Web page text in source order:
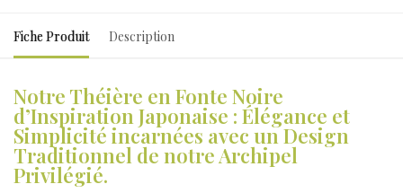
Fiche Produit Description
Notre Théière en Fonte Noire
d’Inspiration Japonaise : Élégance et
Simplicité incarnées avec un Design
Traditionnel de notre Archipel
Privilégié.